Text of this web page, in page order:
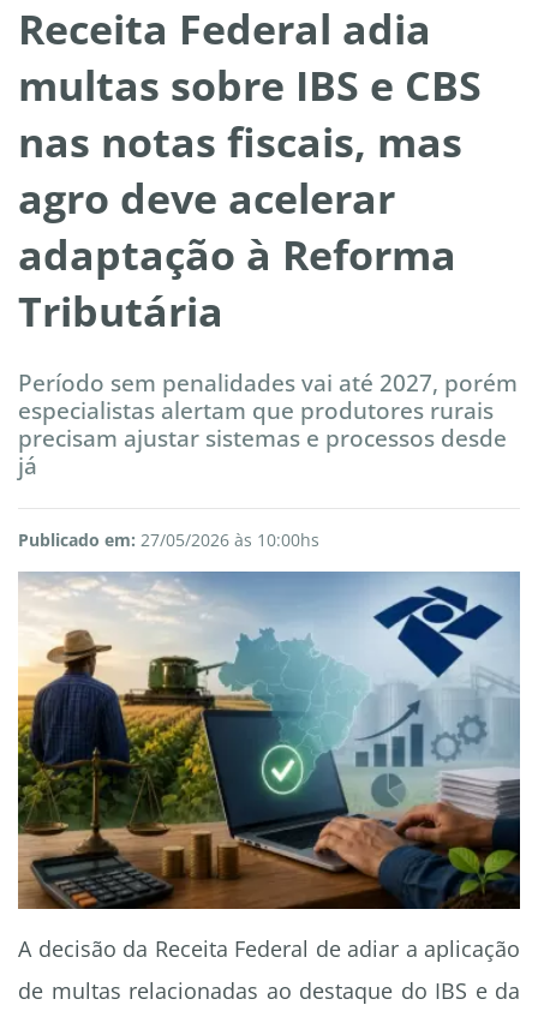
Receita Federal adia
multas sobre IBS e CBS
nas notas fiscais, mas
agro deve acelerar
adaptação à Reforma
Tributária
Período sem penalidades vai até 2027, porém
especialistas alertam que produtores rurais
precisam ajustar sistemas e processos desde
já
Publicado em: 27/05/2026 às 10:00hs
A decisão da Receita Federal de adiar a aplicação
de multas relacionadas ao destaque do IBS e da